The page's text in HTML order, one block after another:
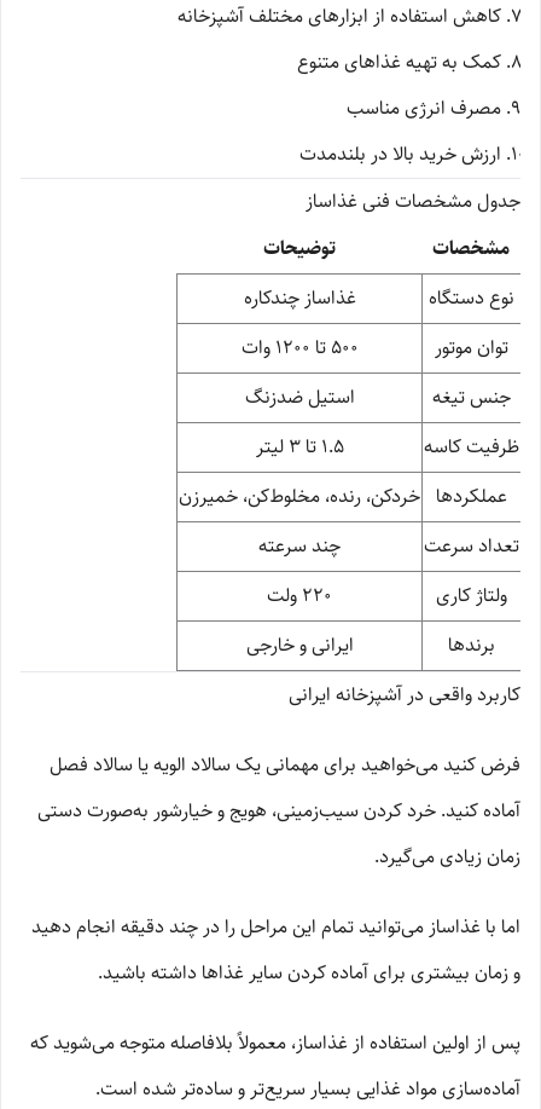
کاهش استفاده از ابزارهای مختلف آشپزخانه
کمک به تهیه غذاهای متنوع
مصرف انرژی مناسب
ارزش خرید بالا در بلندمدت
جدول مشخصات فنی غذاساز
مشخصات
توضیحات
نوع دستگاه
غذاساز چندکاره
توان موتور
500 تا 1200 وات
جنس تیغه
استیل ضدزنگ
ظرفیت کاسه
1.5 تا 3 لیتر
عملکردها خردکن، رنده، مخلوط‌کن، خمیرزن
تعداد سرعت
چند سرعته
ولتاژ کاری
220 ولت
برندها
ایرانی و خارجی
کاربرد واقعی در آشپزخانه ایرانی
فرض کنید می‌خواهید برای مهمانی یک سالاد الویه یا سالاد فصل
آماده کنید. خرد کردن سیب‌زمینی، هویج و خیارشور به‌صورت دستی
زمان زیادی می‌گیرد.
اما با غذاساز می‌توانید تمام این مراحل را در چند دقیقه انجام دهید
و زمان بیشتری برای آماده کردن سایر غذاها داشته باشید.
پس از اولین استفاده از غذاساز، معمولاً بلافاصله متوجه می‌شوید که
آماده‌سازی مواد غذایی بسیار سریع‌تر و ساده‌تر شده است.